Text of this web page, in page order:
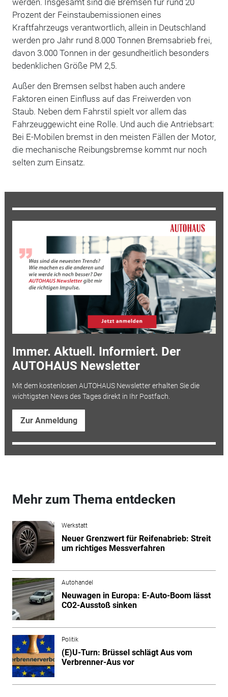
Prozent der Feinstaubemissionen eines
Kraftfahrzeugs verantwortlich, allein in Deutschland
werden pro Jahr rund 8.000 Tonnen Bremsabrieb frei,
davon 3.000 Tonnen in der gesundheitlich besonders
bedenklichen Größe PM 2,5.
Außer den Bremsen selbst haben auch andere
Faktoren einen Einfluss auf das Freiwerden von
Staub. Neben dem Fahrstil spielt vor allem das
Fahrzeuggewicht eine Rolle. Und auch die Antriebsart:
Bei E-Mobilen bremst in den meisten Fällen der Motor,
die mechanische Reibungsbremse kommt nur noch
selten zum Einsatz.
Immer. Aktuell. Informiert. Der
AUTOHAUS Newsletter
Mit dem kostenlosen AUTOHAUS Newsletter erhalten Sie die
wichtigsten News des Tages direkt in Ihr Postfach.
Zur Anmeldung
Mehr zum Thema entdecken
Werkstatt
Neuer Grenzwert für Reifenabrieb: Streit
um richtiges Messverfahren
Autohandel
Neuwagen in Europa: E-Auto-Boom lässt
CO2-Ausstoß sinken
Politik
(E)U-Turn: Brüssel schlägt Aus vom
Verbrenner-Aus vor